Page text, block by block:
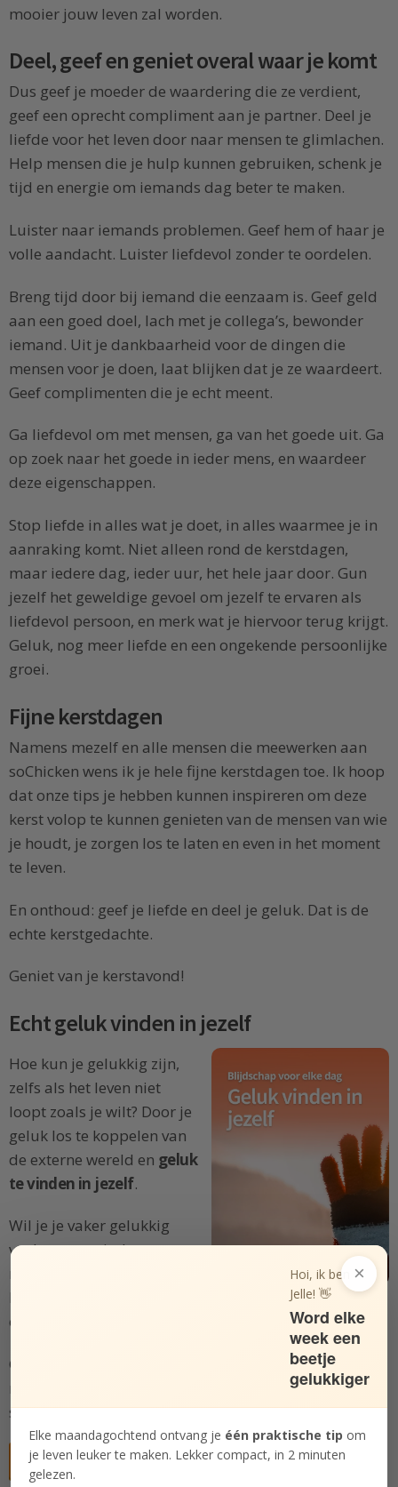
mooier jouw leven zal worden.
Deel, geef en geniet overal waar je komt
Dus geef je moeder de waardering die ze verdient,
geef een oprecht compliment aan je partner. Deel je
liefde voor het leven door naar mensen te glimlachen.
Help mensen die je hulp kunnen gebruiken, schenk je
tijd en energie om iemands dag beter te maken.
Luister naar iemands problemen. Geef hem of haar je
volle aandacht. Luister liefdevol zonder te oordelen.
Breng tijd door bij iemand die eenzaam is. Geef geld
aan een goed doel, lach met je collega’s, bewonder
iemand. Uit je dankbaarheid voor de dingen die
mensen voor je doen, laat blijken dat je ze waardeert.
Geef complimenten die je echt meent.
Ga liefdevol om met mensen, ga van het goede uit. Ga
op zoek naar het goede in ieder mens, en waardeer
deze eigenschappen.
Stop liefde in alles wat je doet, in alles waarmee je in
aanraking komt. Niet alleen rond de kerstdagen,
maar iedere dag, ieder uur, het hele jaar door. Gun
jezelf het geweldige gevoel om jezelf te ervaren als
liefdevol persoon, en merk wat je hiervoor terug krijgt.
Geluk, nog meer liefde en een ongekende persoonlijke
groei.
Fijne kerstdagen
Namens mezelf en alle mensen die meewerken aan
soChicken wens ik je hele fijne kerstdagen toe. Ik hoop
dat onze tips je hebben kunnen inspireren om deze
kerst volop te kunnen genieten van de mensen van wie
je houdt, je zorgen los te laten en even in het moment
te leven.
En onthoud: geef je liefde en deel je geluk. Dat is de
echte kerstgedachte.
Geniet van je kerstavond!
Echt geluk vinden in jezelf
Hoe kun je gelukkig zijn,
zelfs als het leven niet
loopt zoals je wilt? Door je
geluk los te koppelen van
de externe wereld en geluk
te vinden in jezelf.
Wil je je vaker gelukkig
voelen met minder
die je kunt inzetten
om geluk te vinden in jezelf.
Gebruik deze Bundel om geluk te cultiveren in een
moeilijke periode, of om je bestaande geluksgevoel
sterker te funderen.
Gratis deelnemen aan cursus
×
Hoi, ik ben
Jelle! 👋
Word elke
week een
beetje
gelukkiger
Elke maandagochtend ontvang je één praktische tip om
je leven leuker te maken. Lekker compact, in 2 minuten
gelezen.